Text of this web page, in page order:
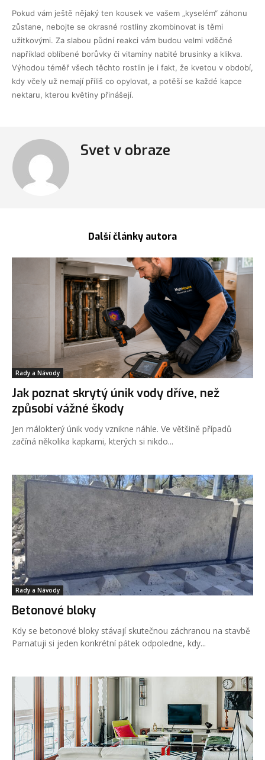
Pokud vám ještě nějaký ten kousek ve vašem „kyselém“ záhonu
zůstane, nebojte se okrasné rostliny zkombinovat is těmi
užitkovými. Za slabou půdní reakci vám budou velmi vděčné
například oblíbené borůvky či vitamíny nabité brusinky a klikva.
Výhodou téměř všech těchto rostlin je i fakt, že kvetou v období,
kdy včely už nemají příliš co opylovat, a potěší se každé kapce
nektaru, kterou květiny přinášejí.
Svet v obraze
Další články autora
Rady a Návody
Jak poznat skrytý únik vody dříve, než
způsobí vážné škody
Jen málokterý únik vody vznikne náhle. Ve většině případů
začíná několika kapkami, kterých si nikdo...
Rady a Návody
Betonové bloky
Kdy se betonové bloky stávají skutečnou záchranou na stavbě
Pamatuji si jeden konkrétní pátek odpoledne, kdy...